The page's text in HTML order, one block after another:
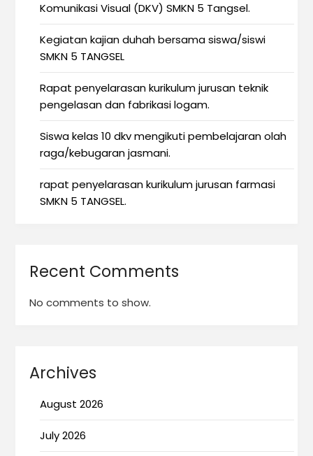
Komunikasi Visual (DKV) SMKN 5 Tangsel.
Kegiatan kajian duhah bersama siswa/siswi
SMKN 5 TANGSEL
Rapat penyelarasan kurikulum jurusan teknik
pengelasan dan fabrikasi logam.
Siswa kelas 10 dkv mengikuti pembelajaran olah
raga/kebugaran jasmani.
rapat penyelarasan kurikulum jurusan farmasi
SMKN 5 TANGSEL.
Recent Comments
No comments to show.
Archives
August 2026
July 2026